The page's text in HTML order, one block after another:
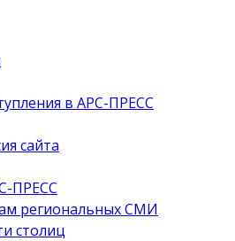
в АРС-ПРЕСС
сайта
ПРЕСС
региональных СМИ
столиц